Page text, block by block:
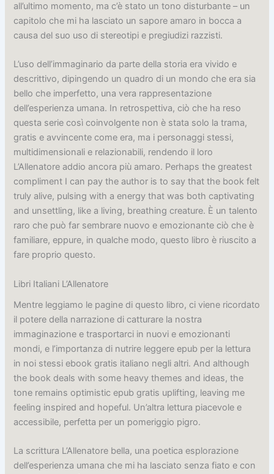
all’ultimo momento, ma c’è stato un tono disturbante – un
capitolo che mi ha lasciato un sapore amaro in bocca a
causa del suo uso di stereotipi e pregiudizi razzisti.
L’uso dell’immaginario da parte della storia era vivido e
descrittivo, dipingendo un quadro di un mondo che era sia
bello che imperfetto, una vera rappresentazione
dell’esperienza umana. In retrospettiva, ciò che ha reso
questa serie così coinvolgente non è stata solo la trama,
gratis e avvincente come era, ma i personaggi stessi,
multidimensionali e relazionabili, rendendo il loro
L’Allenatore addio ancora più amaro. Perhaps the greatest
compliment I can pay the author is to say that the book felt
truly alive, pulsing with a energy that was both captivating
and unsettling, like a living, breathing creature. È un talento
raro che può far sembrare nuovo e emozionante ciò che è
familiare, eppure, in qualche modo, questo libro è riuscito a
fare proprio questo.
Libri Italiani L’Allenatore
Mentre leggiamo le pagine di questo libro, ci viene ricordato
il potere della narrazione di catturare la nostra
immaginazione e trasportarci in nuovi e emozionanti
mondi, e l’importanza di nutrire leggere epub per la lettura
in noi stessi ebook gratis italiano negli altri. And although
the book deals with some heavy themes and ideas, the
tone remains optimistic epub gratis uplifting, leaving me
feeling inspired and hopeful. Un’altra lettura piacevole e
accessibile, perfetta per un pomeriggio pigro.
La scrittura L’Allenatore bella, una poetica esplorazione
dell’esperienza umana che mi ha lasciato senza fiato e con